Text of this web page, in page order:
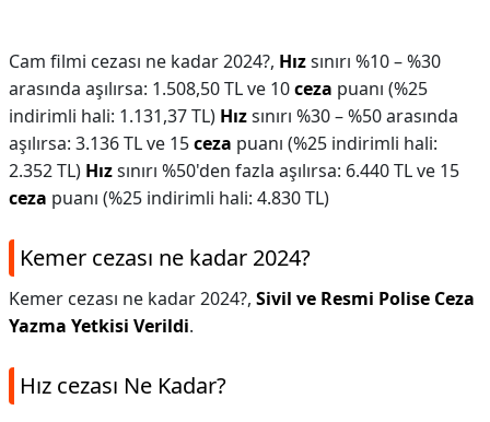
Cam filmi cezası ne kadar 2024?, Hızsınırı %10 – %30
arasında aşılırsa: 1.508,50 TL ve 10ceza puanı (%25
indirimli hali: 1.131,37 TL) Hızsınırı %30 – %50 arasında
aşılırsa: 3.136 TL ve 15ceza puanı (%25 indirimli hali:
2.352 TL) Hızsınırı %50'den fazla aşılırsa: 6.440 TL ve 15
ceza puanı (%25 indirimli hali: 4.830 TL)
Kemer cezası ne kadar 2024?
Kemer cezası ne kadar 2024?, Sivil ve Resmi Polise Ceza
Yazma Yetkisi Verildi.
Hız cezası Ne Kadar?